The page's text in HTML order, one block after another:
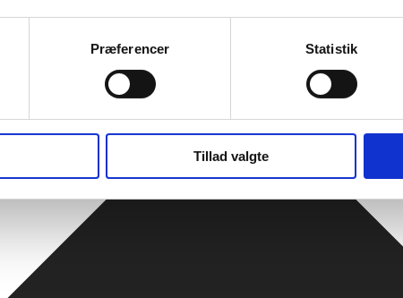
Præferencer Statistik
Tillad valgte